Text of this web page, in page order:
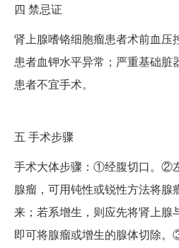
四 禁忌证
肾上腺嗜铬细胞瘤患者术前血压
患者血钾水平异常；严重基础脏
患者不宜手术。
五 手术步骤
手术大体步骤：①经腹切口。②
腺瘤，可用钝性或锐性方法将腺
来；若系增生，则应先将肾上腺
即可将腺瘤或增生的腺体切除